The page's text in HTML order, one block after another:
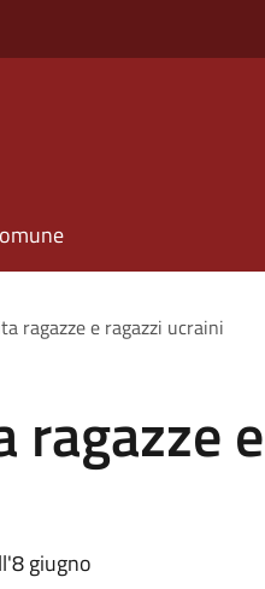
ragazze e ragazzi ucraini
ragazze
giugno